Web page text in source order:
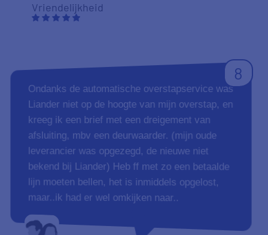
Vriendelijkheid
8
Ondanks de automatische overstapservice was
Liander niet op de hoogte van mijn overstap, en
kreeg ik een brief met een dreigement van
afsluiting, mbv een deurwaarder. (mijn oude
leverancier was opgezegd, de nieuwe niet
bekend bij Liander) Heb ff met zo een betaalde
lijn moeten bellen, het is inmiddels opgelost,
maar..ik had er wel omkijken naar..